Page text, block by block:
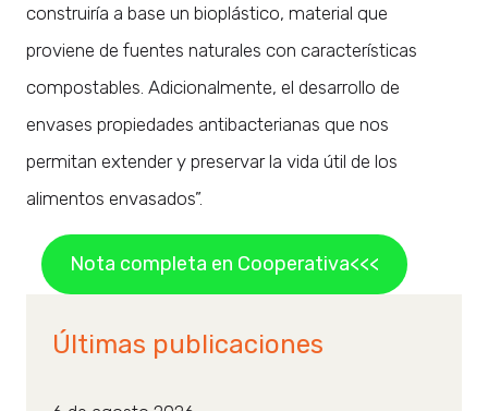
construiría a base un bioplástico, material que
proviene de fuentes naturales con características
compostables. Adicionalmente, el desarrollo de
envases propiedades antibacterianas que nos
permitan extender y preservar la vida útil de los
alimentos envasados”.
Nota completa en Cooperativa<<<
Últimas publicaciones